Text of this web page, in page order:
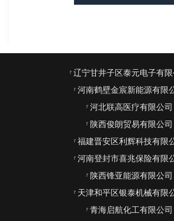
辽宁甘井子区泰元电子有限
河南鹤壁金宸新能源有限
河北联高医疗有限公司
陕西俊朗贸易有限公司
福建晋安区利辉科技有限
河南登封市喜兆保险有限
陕西锋亚能源有限公司
天津和平区银泰机械有限
青海启航化工有限公司